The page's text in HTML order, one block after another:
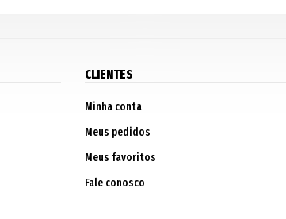
CLIENTES
Minha conta
Meus pedidos
Meus favoritos
Fale conosco